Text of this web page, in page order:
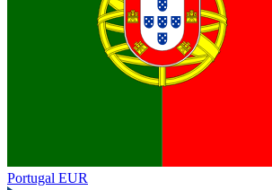
Portugal EUR